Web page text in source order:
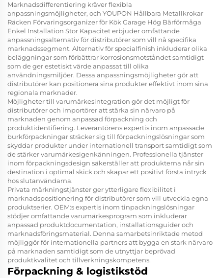
Marknadsdifferentiering kräver flexibla
anpassningsmöjligheter, och YOUPON Hållbara Metallkrokar
Räcken Förvaringsorganizer för Kök Garage Hög Bärförmåga
Enkel Installation Stor Kapaciteterbjuder omfattande
anpassningsalternativ för distributörer som vill nå specifika
marknadssegment. Alternativ för specialfinish inkluderar olika
beläggningar som förbättrar korrosionsmotståndet samtidigt
som de ger estetiskt värde anpassat till olika
användningsmiljöer. Dessa anpassningsmöjligheter gör att
distributörer kan positionera sina produkter effektivt inom sina
regionala marknader.
Möjligheter till varumärkesintegration gör det möjligt för
distributörer och importörer att stärka sin närvaro på
marknaden genom anpassad förpackning och
produktidentifiering. Leverantörens expertis inom anpassade
burkförpackningar sträcker sig till förpackningslösningar som
skyddar produkter under internationell transport samtidigt som
de stärker varumärkesigenkänningen. Professionella tjänster
inom förpackningsdesign säkerställer att produkterna når sin
destination i optimal skick och skapar ett positivt första intryck
hos slutanvändarna.
Privata märkningstjänster ger ytterligare flexibilitet i
marknadspositionering för distributörer som vill utveckla egna
produktserier. OEM:s expertis inom tinpackningslösningar
stödjer omfattande varumärkesprogram som inkluderar
anpassad produktdocumentation, installationsguider och
marknadsföringsmaterial. Denna samarbetsinriktade metod
möjliggör för internationella partners att bygga en stark närvaro
på marknaden samtidigt som de utnyttjar beprövad
produktkvalitet och tillverkningskompetens.
Förpackning & logistikstöd